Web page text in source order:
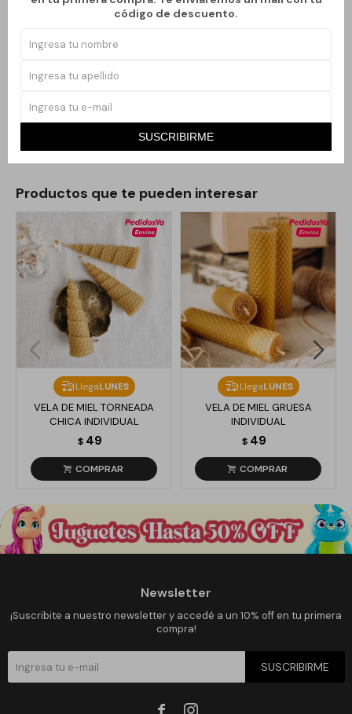
código de descuento.
SUSCRIBIRME
variedad de colores suaves y vibrantes. Su diseño artesanal
crear una atmósfera relajante, acompañar rituales personales o
estética y sostenible para iluminar y ambientar tus espacios.
Ideales para encender los días 11 y 22 de cada mes.
Productos que te pueden interesar
LlegaLUNES
VELA DE MIEL TORNEADA
CHICA INDIVIDUAL
$ 49
LlegaLUNES
VELA DE MIEL GRUESA
INDIVIDUAL
$ 49
Newsletter
¡Suscribite a nuestro newsletter y accedé a un 10% off en tu primera
compra!
SUSCRIBIRME
 